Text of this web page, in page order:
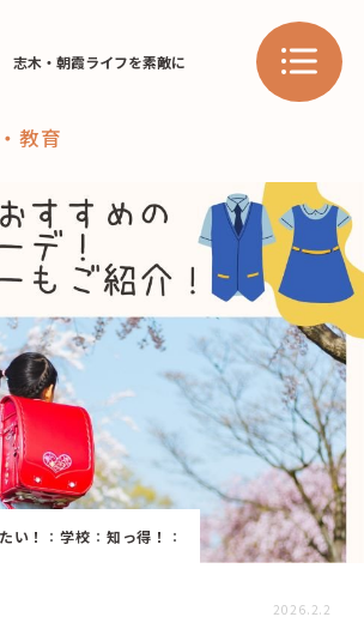
志木・朝霞ライフを素敵に
暮らし
すめ
ット 学び・教育
HAREL
活用事例
教育
い！ ：学校 ： 知っ得！ ：
2026.2.2